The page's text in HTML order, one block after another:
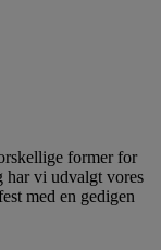
former for
har vi udvalgt vores
med en gedigen